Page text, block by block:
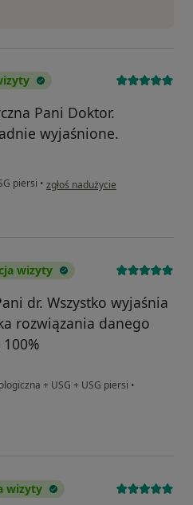
Pani Doktor.
wyjaśnione.
piersi • w opinii użytkownika Aneta
zgłoś nadużycie
wizyty
dr. Wszystko wyjaśnia
rozwiązania danego
+ USG + USG piersi •
wizyty